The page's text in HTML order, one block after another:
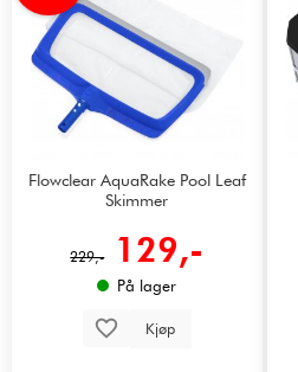
Flowclear AquaRake Pool Leaf
Skimmer
229,- 129,-
På lager
Kjøp